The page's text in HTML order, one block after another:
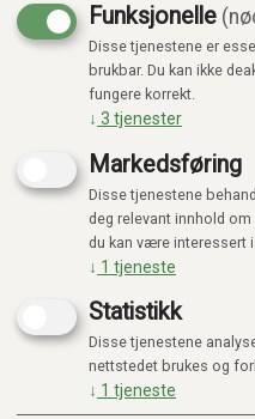
Produkter
Kategorier
Funksjonelle
Disse tjenestene er
brukbar. Du kan ikke
fungere korrekt.
↓ 3 tjenester
Markedsføring
Disse tjenestene
deg relevant innhold
du kan være interessert i.
↓ 1 tjeneste
Statistikk
Disse tjenestene
nettstedet brukes og
↓ 1 tjeneste